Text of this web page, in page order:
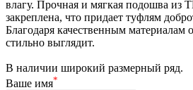
влагу. Прочная и мягкая подошва из
закреплена, что придает туфлям
Благодаря качественным материалам
стильно выглядит.
В наличии широкий размерный ряд.
Ваше имя*